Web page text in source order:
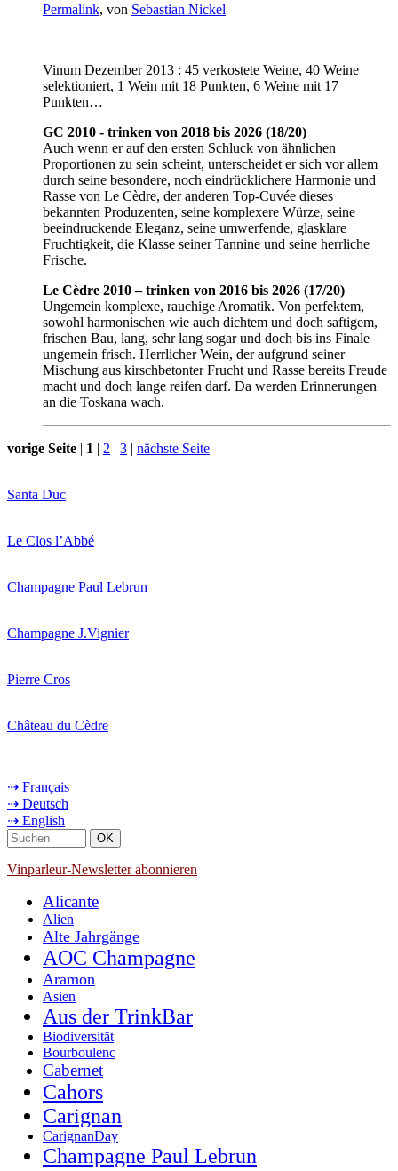
Permalink, von Sebastian Nickel
Vinum Dezember 2013 : 45 verkostete Weine, 40 Weine
selektioniert, 1 Wein mit 18 Punkten, 6 Weine mit 17
Punkten…
GC 2010 - trinken von 2018 bis 2026 (18/20)
Auch wenn er auf den ersten Schluck von ähnlichen
Proportionen zu sein scheint, unterscheidet er sich vor allem
durch seine besondere, noch eindrücklichere Harmonie und
Rasse von Le Cèdre, der anderen Top-Cuvée dieses
bekannten Produzenten, seine komplexere Würze, seine
beeindruckende Eleganz, seine umwerfende, glasklare
Fruchtigkeit, die Klasse seiner Tannine und seine herrliche
Frische.
Le Cèdre 2010 – trinken von 2016 bis 2026 (17/20)
Ungemein komplexe, rauchige Aromatik. Von perfektem,
sowohl harmonischen wie auch dichtem und doch saftigem,
frischen Bau, lang, sehr lang sogar und doch bis ins Finale
ungemein frisch. Herrlicher Wein, der aufgrund seiner
Mischung aus kirschbetonter Frucht und Rasse bereits Freude
macht und doch lange reifen darf. Da werden Erinnerungen
an die Toskana wach.
vorige Seite | 1 | 2 | 3 | nächste Seite
Santa Duc
Le Clos l’Abbé
Champagne Paul Lebrun
Champagne J.Vignier
Pierre Cros
Château du Cèdre
⇢ Français
⇢ Deutsch
⇢ English
Vinparleur-Newsletter abonnieren
Alicante
Alien
Alte Jahrgänge
AOC Champagne
Aramon
Asien
Aus der TrinkBar
Biodiversität
Bourboulenc
Cabernet
Cahors
Carignan
CarignanDay
Champagne Paul Lebrun